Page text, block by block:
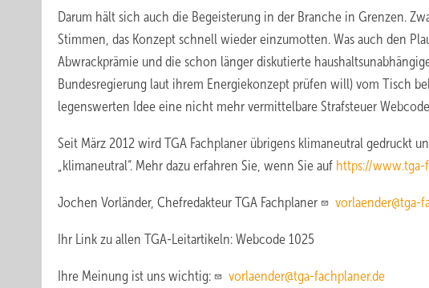
Darum hält sich auch die Begeisterung in der Branche in Grenzen.
Stimmen, das Konzept schnell wieder einzumotten. Was auch den
Abwrackprämie und die schon länger diskutierte
Bundesregierung laut ihrem Energiekonzept prüfen will) vom Tisch
legenswerten Idee eine nicht mehr vermittelbare Strafsteuer
Seit März 2012 wird TGA Fachplaner übrigens klimaneutral gedruckt
„klimaneutral“. Mehr dazu erfahren Sie, wenn Sie auf https://www.tga-
Jochen Vorländer, Chefredakteur TGA Fachplaner vorlaender@tga-
Ihr Link zu allen TGA-Leitartikeln: Webcode 1025
Ihre Meinung ist uns wichtig: vorlaender@tga-fachplaner.de